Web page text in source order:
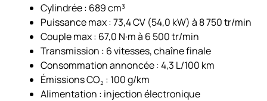
Cylindrée : 689 cm³
Puissance max : 73,4 CV (54,0 kW) à 8 750 tr/min
Couple max : 67,0 N·m à 6 500 tr/min
Transmission : 6 vitesses, chaîne finale
Consommation annoncée : 4,3 L/100 km
Émissions CO₂ : 100 g/km
Alimentation : injection électronique